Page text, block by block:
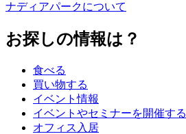
ナディアパークについて
お探しの情報は？
食べる
買い物する
イベント情報
イベントやセミナーを開催する
オフィス入居